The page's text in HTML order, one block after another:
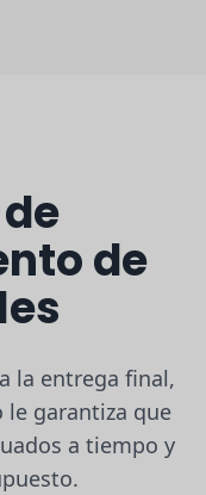
de
la entrega final,
garantiza que
a tiempo y